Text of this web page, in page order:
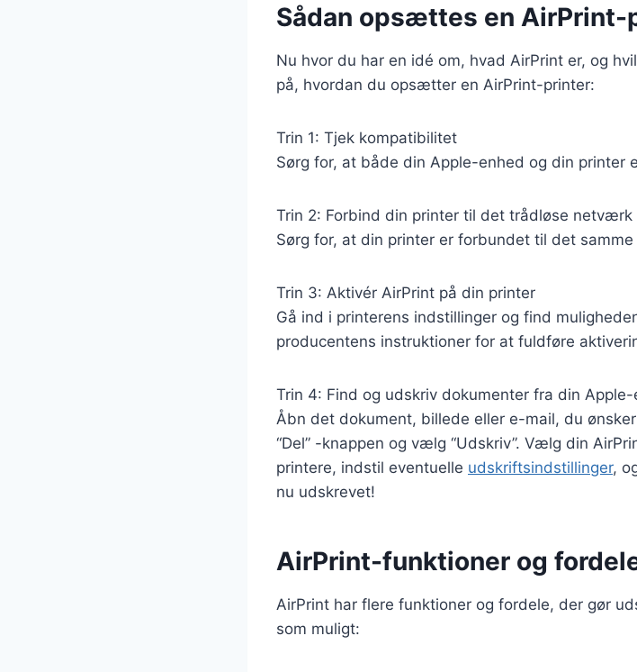
Sådan opsættes en AirPrint-
Nu hvor du har en idé om, hvad AirPrint er, og
på, hvordan du opsætter en AirPrint-printer:
Trin 1: Tjek kompatibilitet
Sørg for, at både din Apple-enhed og din printer
Trin 2: Forbind din printer til det trådløse netværk
Sørg for, at din printer er forbundet til det
Trin 3: Aktivér AirPrint på din printer
Gå ind i printerens indstillinger og find
producentens instruktioner for at fuldføre
Trin 4: Find og udskriv dokumenter fra din Apple-
Åbn det dokument, billede eller e-mail, du
“Del” -knappen og vælg “Udskriv”. Vælg din
printere, indstil eventuelle udskriftsindstillinger,
nu udskrevet!
AirPrint-funktioner og
AirPrint har flere funktioner og fordele, der gør
som muligt: